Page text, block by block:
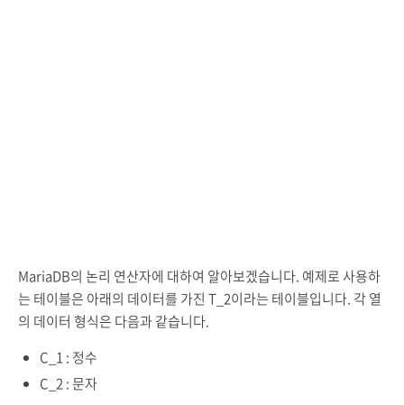
MariaDB의 논리 연산자에 대하여 알아보겠습니다. 예제로 사용하
는 테이블은 아래의 데이터를 가진 T_2이라는 테이블입니다. 각 열
의 데이터 형식은 다음과 같습니다.
C_1 : 정수
C_2 : 문자